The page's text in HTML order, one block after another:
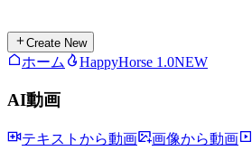
Create New
ホーム HappyHorse 1.0NEW
AI動画
テキストから動画 画像から動画